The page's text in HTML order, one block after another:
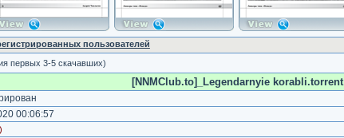
пользователей
первых 3-5 скачавших)
[NNMClub.to]_Legendarnyie korabli.torrent
00:06:57